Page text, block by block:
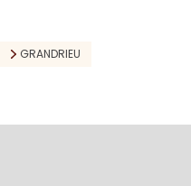
GRANDRIEU